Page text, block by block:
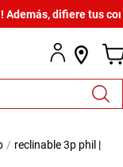
difiere tus
reclinable 3p phil |